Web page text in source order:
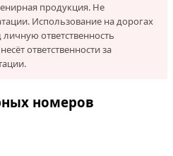
продукция. Не
Использование на дорогах
ответственность
ответственности за
номеров